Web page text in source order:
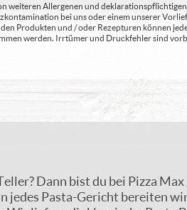
Allergenen und
bei uns oder einem unserer
Produkten und / oder Rezepturen können
werden. Irrtümer und Druckfehler sind
Dann bist du bei Pizza
jedes Pasta-Gericht bereiten